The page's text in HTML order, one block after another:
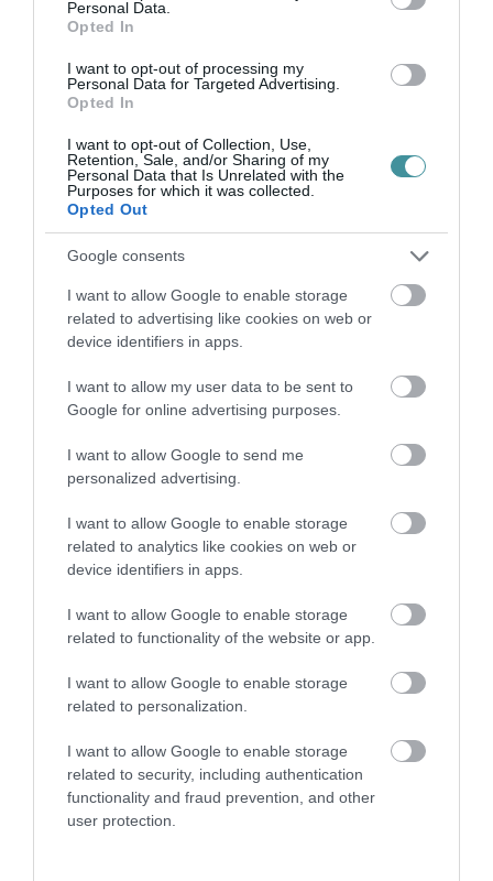
Personal Data.
Opted In
I want to opt-out of processing my
Personal Data for Targeted Advertising.
Opted In
I want to opt-out of Collection, Use,
Retention, Sale, and/or Sharing of my
Personal Data that Is Unrelated with the
Purposes for which it was collected.
Opted Out
Google consents
I want to allow Google to enable storage
related to advertising like cookies on web or
device identifiers in apps.
I want to allow my user data to be sent to
Google for online advertising purposes.
I want to allow Google to send me
personalized advertising.
I want to allow Google to enable storage
related to analytics like cookies on web or
device identifiers in apps.
I want to allow Google to enable storage
related to functionality of the website or app.
I want to allow Google to enable storage
related to personalization.
I want to allow Google to enable storage
related to security, including authentication
functionality and fraud prevention, and other
user protection.
tagja mesél el, és amelyek mindegyike azt
mondja el, hogy az illető miért nem nősült
meg, miért maradt agglegény. Mi tagadás,
képet a nőkről, ugyanakkor azt sem szabad
elfeledni, hogy a 13. novella fiatal agglegénye
végül megtalálja élete szerelmét. Ráadásul
Gárdonyi feljegyzéseiből azt is tudjuk, hogy
tervezte megírni e kötet ellentétpárját is
Bajuszos veszedelem címmel. Na, úgyhogy az
író egyáltalán nem volt nőgyűlölő, még ha
ezzel a minősítéssel elég nehéz is egyszer és
mindenkorra leszámolni.
És abból mi igaz, hogy az Egri csillagok
című regény kifejezetten Gárdonyi
otthonának köszönhető, tehát annak, hogy
a háza a vár tőszomszédságában állt?
Ez valóban egy széles körben elterjedt verzió,
csak épp nem igaz. Gárdonyit a történelmi
regények megírásakor nem elsősorban maguk
az események izgatták, hanem egy-egy
főszereplő élete és sorsa, jelleme, tettének
mozgatórúgói. Az Egri csillagok esetében ez a
személy Bornemissza Gergely volt, az Isten